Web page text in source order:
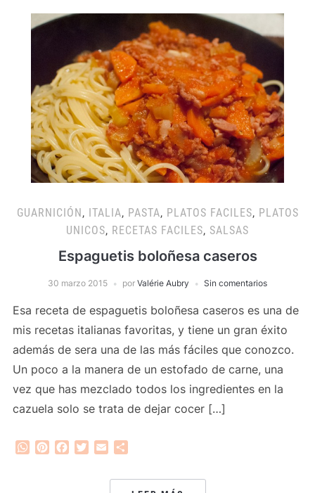
GUARNICIÓN, ITALIA, PASTA, PLATOS FACILES, PLATOS
UNICOS, RECETAS FACILES, SALSAS
Espaguetis boloñesa caseros
30 marzo 2015 por Valérie Aubry Sin comentarios
Esa receta de espaguetis boloñesa caseros es una de
mis recetas italianas favoritas, y tiene un gran éxito
además de sera una de las más fáciles que conozco.
Un poco a la manera de un estofado de carne, una
vez que has mezclado todos los ingredientes en la
cazuela solo se trata de dejar cocer […]
WhatsApp
PinterestFacebook
Twitter
Email